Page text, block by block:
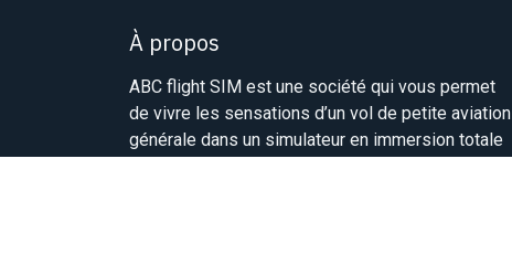
À propos
ABC flight SIM est une société qui vous permet
de vivre les sensations d’un vol de petite aviation
générale dans un simulateur en immersion totale